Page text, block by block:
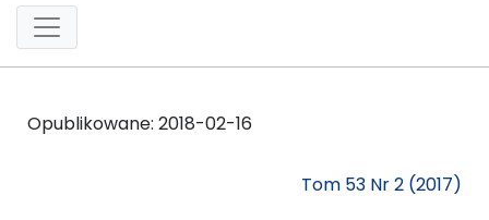
Opublikowane: 2018-02-16
Tom 53 Nr 2 (2017)